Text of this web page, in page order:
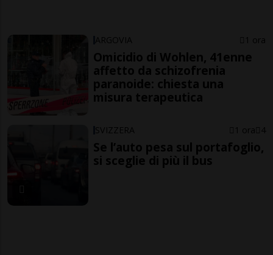
ARGOVIA 1 ora
Omicidio di Wohlen, 41enne
affetto da schizofrenia
paranoide: chiesta una
misura terapeutica
SVIZZERA 1 ora 4
Se l’auto pesa sul portafoglio,
si sceglie di più il bus